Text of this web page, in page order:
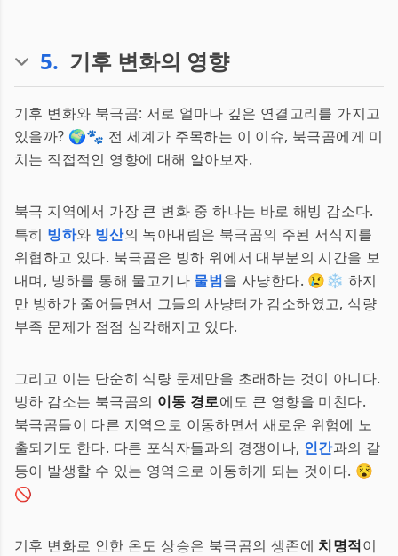
5. 기후 변화의 영향
기후 변화와 북극곰: 서로 얼마나 깊은 연결고리를 가지고
있을까? 🌍🐾 전 세계가 주목하는 이 이슈, 북극곰에게 미
치는 직접적인 영향에 대해 알아보자.
북극 지역에서 가장 큰 변화 중 하나는 바로 해빙 감소다.
특히 빙하와 빙산의 녹아내림은 북극곰의 주된 서식지를
위협하고 있다. 북극곰은 빙하 위에서 대부분의 시간을 보
내며, 빙하를 통해 물고기나 물범을 사냥한다. 😢❄️ 하지
만 빙하가 줄어들면서 그들의 사냥터가 감소하였고, 식량
부족 문제가 점점 심각해지고 있다.
그리고 이는 단순히 식량 문제만을 초래하는 것이 아니다.
빙하 감소는 북극곰의 이동 경로에도 큰 영향을 미친다.
북극곰들이 다른 지역으로 이동하면서 새로운 위험에 노
출되기도 한다. 다른 포식자들과의 경쟁이나, 인간과의 갈
등이 발생할 수 있는 영역으로 이동하게 되는 것이다. 😵
🚫
기후 변화로 인한 온도 상승은 북극곰의 생존에치명적이